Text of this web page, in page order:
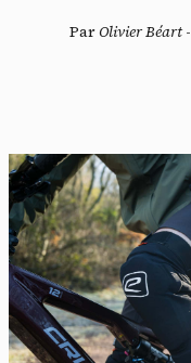
ParOlivier Béart-